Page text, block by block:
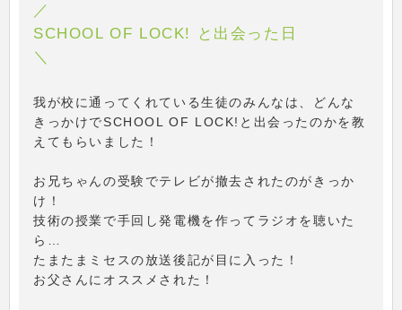
／
SCHOOL OF LOCK! と出会った日
＼
我が校に通ってくれている生徒のみんなは、どんな
きっかけでSCHOOL OF LOCK!と出会ったのかを教
えてもらいました！
お兄ちゃんの受験でテレビが撤去されたのがきっか
け！
技術の授業で手回し発電機を作ってラジオを聴いた
ら…
たまたまミセスの放送後記が目に入った！
お父さんにオススメされた！